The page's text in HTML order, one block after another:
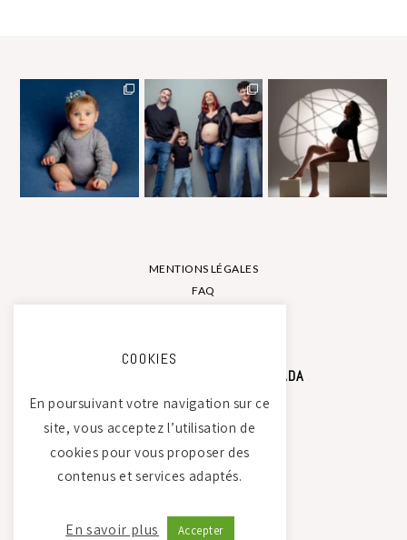
STUDIO PHOTO CAMILLE SAADA
Atelier Tierdam
121 La Baumondière
44240 Sucé-sur-Erdre
MENTIONS LÉGALES
FAQ
COOKIES
En poursuivant votre navigation sur ce
site, vous acceptez l’utilisation de
cookies pour vous proposer des
contenus et services adaptés.
En savoir plus Accepter